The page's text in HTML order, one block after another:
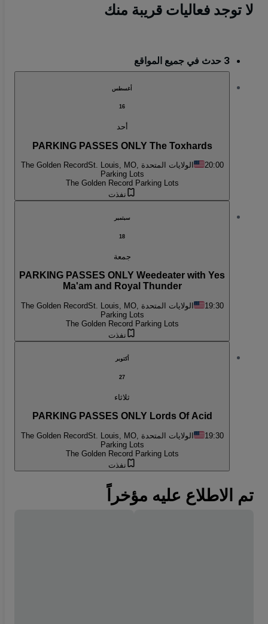
لا توجد فعاليات قريبة منك
3 حدث في جميع المواقع
أغسطس
16
أحد
PARKING PASSES ONLY The Toxhards
20:00 St. Louis, MO, الولايات المتحدة
The Golden Record
Parking Lots
The Golden Record Parking Lots
نفذت
سبتمبر
18
جمعة
PARKING PASSES ONLY Weedeater with Yes
Ma'am and Royal Thunder
19:30 St. Louis, MO, الولايات المتحدة
The Golden Record
Parking Lots
The Golden Record Parking Lots
نفذت
أكتوبر
27
ثلاثاء
PARKING PASSES ONLY Lords Of Acid
19:30 St. Louis, MO, الولايات المتحدة
The Golden Record
Parking Lots
The Golden Record Parking Lots
نفذت
تم الاطلاع عليه مؤخراً